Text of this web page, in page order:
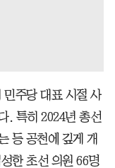
주당 대표 시절 사
. 특히 2024년 총선
등 공천에 깊게 개
한 초선 의원 66명